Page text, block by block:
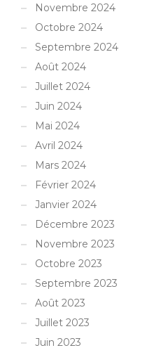
Novembre 2024
Octobre 2024
Septembre 2024
Août 2024
Juillet 2024
Juin 2024
Mai 2024
Avril 2024
Mars 2024
Février 2024
Janvier 2024
Décembre 2023
Novembre 2023
Octobre 2023
Septembre 2023
Août 2023
Juillet 2023
Juin 2023